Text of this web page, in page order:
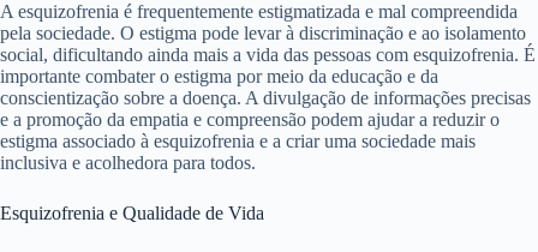
A esquizofrenia é frequentemente estigmatizada e mal compreendida
pela sociedade. O estigma pode levar à discriminação e ao isolamento
social, dificultando ainda mais a vida das pessoas com esquizofrenia. É
importante combater o estigma por meio da educação e da
conscientização sobre a doença. A divulgação de informações precisas
e a promoção da empatia e compreensão podem ajudar a reduzir o
estigma associado à esquizofrenia e a criar uma sociedade mais
inclusiva e acolhedora para todos.
Esquizofrenia e Qualidade de Vida